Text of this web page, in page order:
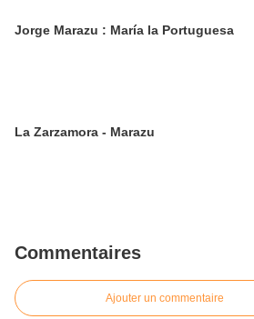
Jorge Marazu : María la Portuguesa
La Zarzamora - Marazu
Commentaires
Ajouter un commentaire